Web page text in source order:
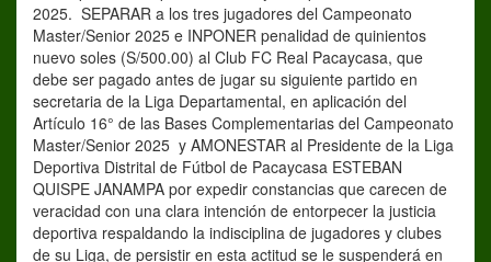
2025. SEPARAR a los tres jugadores del Campeonato
Master/Senior 2025 e INPONER penalidad de quinientos
nuevo soles (S/500.00) al Club FC Real Pacaycasa, que
debe ser pagado antes de jugar su siguiente partido en
secretaria de la Liga Departamental, en aplicación del
Artículo 16° de las Bases Complementarias del Campeonato
Master/Senior 2025 y AMONESTAR al Presidente de la Liga
Deportiva Distrital de Fútbol de Pacaycasa ESTEBAN
QUISPE JANAMPA por expedir constancias que carecen de
veracidad con una clara intención de entorpecer la justicia
deportiva respaldando la indisciplina de jugadores y clubes
de su Liga, de persistir en esta actitud se le suspenderá en